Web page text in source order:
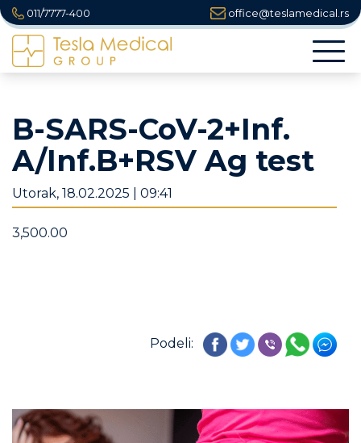
011/7777-400 office@teslamedical.rs
B-SARS-CoV-2+Inf.
A/Inf.B+RSV Ag test
Utorak, 18.02.2025 | 09:41
3,500.00
Podeli: